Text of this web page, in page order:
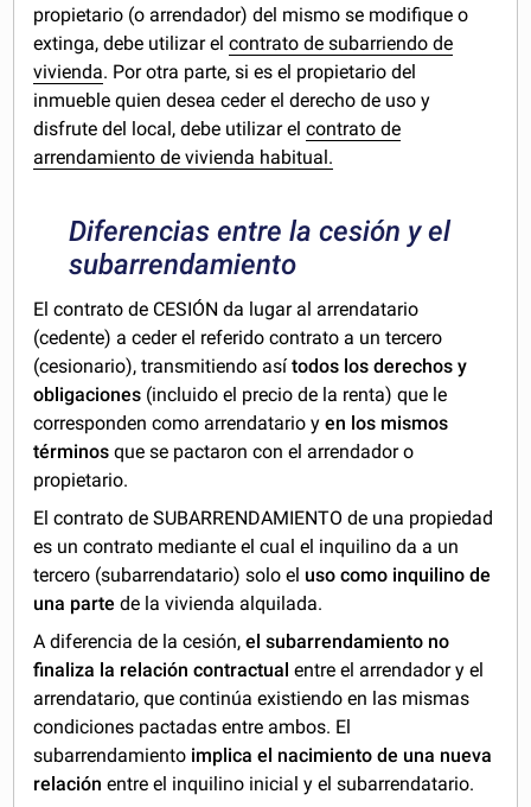
propietario (o arrendador) del mismo se modifique o
extinga, debe utilizar elcontrato de subarriendo de
vivienda. Por otra parte, si es el propietario del
inmueble quien desea ceder el derecho de uso y
disfrute del local, debe utilizar elcontrato de
arrendamiento de vivienda habitual.
Diferencias entre la cesión y el
subarrendamiento
El contrato de CESIÓN da lugar al arrendatario
(cedente) a ceder el referido contrato a un tercero
(cesionario), transmitiendo asítodos los derechos y
obligaciones (incluido el precio de la renta) que le
corresponden como arrendatario yen los mismos
términos que se pactaron con el arrendador o
propietario.
El contrato de SUBARRENDAMIENTO de una propiedad
es un contrato mediante el cual el inquilino da a un
tercero (subarrendatario) solo el uso como inquilino de
una parte de la vivienda alquilada.
A diferencia de la cesión,el subarrendamiento no
finaliza la relación contractual entre el arrendador y el
arrendatario, que continúa existiendo en las mismas
condiciones pactadas entre ambos. El
subarrendamiento implica el nacimiento de una nueva
relación entre el inquilino inicial y el subarrendatario.